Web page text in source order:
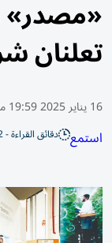
«مصدر»
تعلنان
16 يناير 2025 19:59 مساء
استمع دقائق القراءة - 2